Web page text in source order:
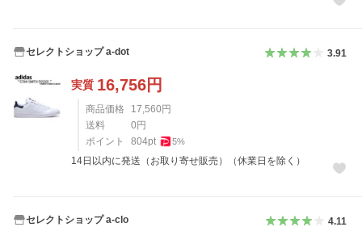
セレクトショップ a-dot 3.91
実質 16,756円
商品価格 17,560円
送料
0円
ポイント
804pt 5%
14日以内に発送（お取り寄せ販売）（休業日を除く）
セレクトショップ a-clo 4.11